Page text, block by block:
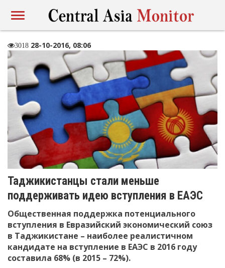
3018 28-10-2016, 08:06
Таджикистанцы стали меньше
поддерживать идею вступления в ЕАЭС
Общественная поддержка потенциального
вступления в Евразийский экономический союз
в Таджикистане – наиболее реалистичном
кандидате на вступление в ЕАЭС в 2016 году
составила 68% (в 2015 – 72%).